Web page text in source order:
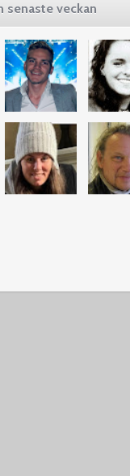
senaste veckan